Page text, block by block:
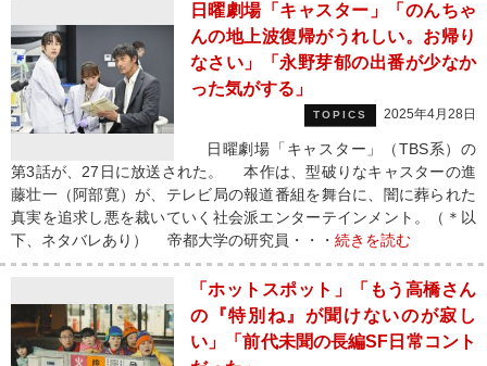
日曜劇場「キャスター」「のんちゃ
んの地上波復帰がうれしい。お帰り
なさい」「永野芽郁の出番が少なか
った気がする」
TOPICS 2025年4月28日
日曜劇場「キャスター」（TBS系）の
第3話が、27日に放送された。 本作は、型破りなキャスターの進
藤壮一（阿部寛）が、テレビ局の報道番組を舞台に、闇に葬られた
真実を追求し悪を裁いていく社会派エンターテインメント。（＊以
下、ネタバレあり） 帝都大学の研究員・・・ 続きを読む
「ホットスポット」「もう高橋さん
の『特別ね』が聞けないのが寂し
い」「前代未聞の長編SF日常コント